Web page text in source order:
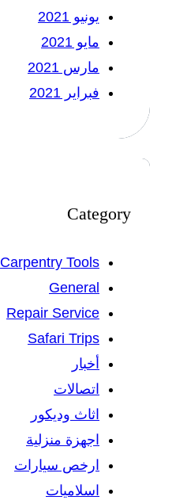
يونيو 2021
مايو 2021
مارس 2021
فبراير 2021
Category
Carpentry Tools
General
Repair Service
Safari Trips
أخبار
اتصالات
اثاث وديكور
اجهزة منزلية
ارخص سيارات
اسلاميات